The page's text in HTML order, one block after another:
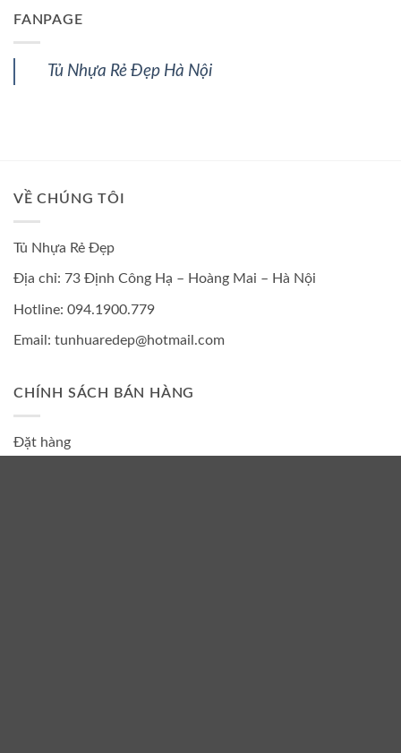
FANPAGE
Tủ Nhựa Rẻ Đẹp Hà Nội
VỀ CHÚNG TÔI
Tủ Nhựa Rẻ Đẹp
Địa chỉ: 73 Định Công Hạ – Hoàng Mai – Hà Nội
Hotline: 094.1900.779
Email: tunhuaredep@hotmail.com
CHÍNH SÁCH BÁN HÀNG
Đặt hàng